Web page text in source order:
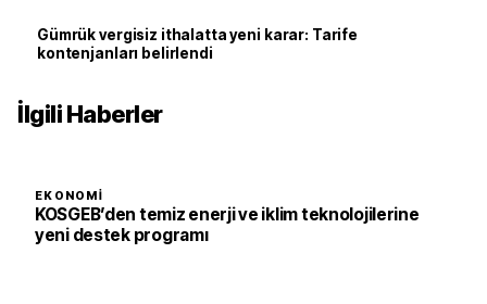
Gümrük vergisiz ithalatta yeni karar: Tarife
kontenjanları belirlendi
İlgili Haberler
EKONOMI
KOSGEB’den temiz enerji ve iklim teknolojilerine
yeni destek programı